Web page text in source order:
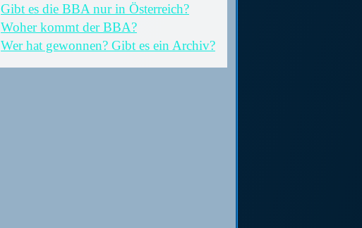
Gibt es die BBA nur in Österreich?
Woher kommt der BBA?
Wer hat gewonnen? Gibt es ein Archiv?